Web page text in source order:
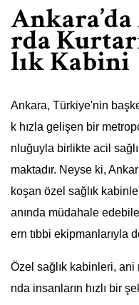
rda
lık Kabini
Ankara, Türkiye'nin
k hızla gelişen bir
nluğuyla birlikte acil
maktadır. Neyse ki,
koşan özel sağlık
anında müdahale
ern tıbbi ekipmanlarıyla
Özel sağlık kabinleri, ani
nda insanların hızlı bir